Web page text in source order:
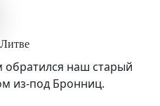
обратился наш старый
из-под Бронниц.